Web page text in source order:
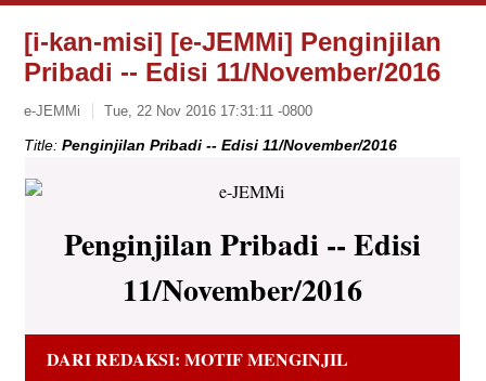
[i-kan-misi] [e-JEMMi] Penginjilan
Pribadi -- Edisi 11/November/2016
e-JEMMi Tue, 22 Nov 2016 17:31:11 -0800
Title:Penginjilan Pribadi -- Edisi 11/November/2016
Penginjilan Pribadi -- Edisi
11/November/2016
DARI REDAKSI: MOTIF MENGINJIL